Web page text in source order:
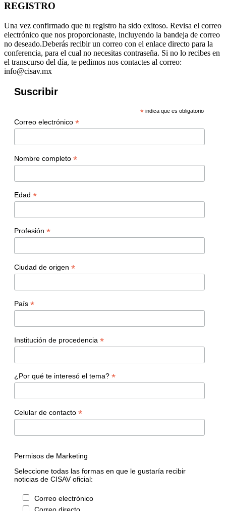
REGISTRO
Una vez confirmado que tu registro ha sido exitoso. Revisa el correo
electrónico que nos proporcionaste, incluyendo la bandeja de correo
no deseado.Deberás recibir un correo con el enlace directo para la
conferencia, para el cual no necesitas contraseña. Si no lo recibes en
el transcurso del día, te pedimos nos contactes al correo:
info@cisav.mx
Suscribir
* indica que es obligatorio
Correo electrónico *
Nombre completo *
Edad *
Profesión *
Ciudad de origen *
País *
Institución de procedencia *
¿Por qué te interesó el tema? *
Celular de contacto *
Permisos de Marketing
Seleccione todas las formas en que le gustaría recibir
noticias de CISAV oficial:
Correo electrónico
Correo directo